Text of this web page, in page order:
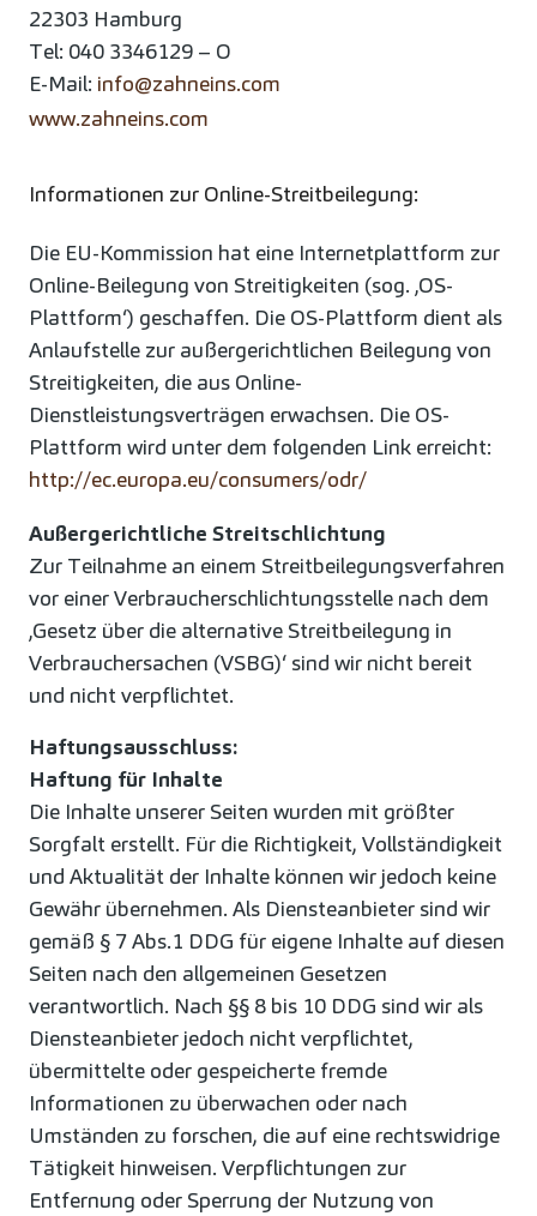
22303 Hamburg
Tel: 040 3346129 – O
E-Mail: info@zahneins.com
www.zahneins.com
Informationen zur Online-Streitbeilegung:
Die EU-Kommission hat eine Internetplattform zur
Online-Beilegung von Streitigkeiten (sog. ‚OS-
Plattform‘) geschaffen. Die OS-Plattform dient als
Anlaufstelle zur außergerichtlichen Beilegung von
Streitigkeiten, die aus Online-
Dienstleistungsverträgen erwachsen. Die OS-
Plattform wird unter dem folgenden Link erreicht:
http://ec.europa.eu/consumers/odr/
Außergerichtliche Streitschlichtung
Zur Teilnahme an einem Streitbeilegungsverfahren
vor einer Verbraucherschlichtungsstelle nach dem
‚Gesetz über die alternative Streitbeilegung in
Verbrauchersachen (VSBG)‘ sind wir nicht bereit
und nicht verpflichtet.
Haftungsausschluss:
Haftung für Inhalte
Die Inhalte unserer Seiten wurden mit größter
Sorgfalt erstellt. Für die Richtigkeit, Vollständigkeit
und Aktualität der Inhalte können wir jedoch keine
Gewähr übernehmen. Als Diensteanbieter sind wir
gemäß § 7 Abs.1 DDG für eigene Inhalte auf diesen
Seiten nach den allgemeinen Gesetzen
verantwortlich. Nach §§ 8 bis 10 DDG sind wir als
Diensteanbieter jedoch nicht verpflichtet,
übermittelte oder gespeicherte fremde
Informationen zu überwachen oder nach
Umständen zu forschen, die auf eine rechtswidrige
Tätigkeit hinweisen. Verpflichtungen zur
Entfernung oder Sperrung der Nutzung von